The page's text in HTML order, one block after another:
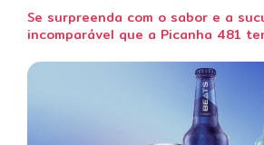
Se surpreenda com o sabor e a
incomparável que a Picanha 481